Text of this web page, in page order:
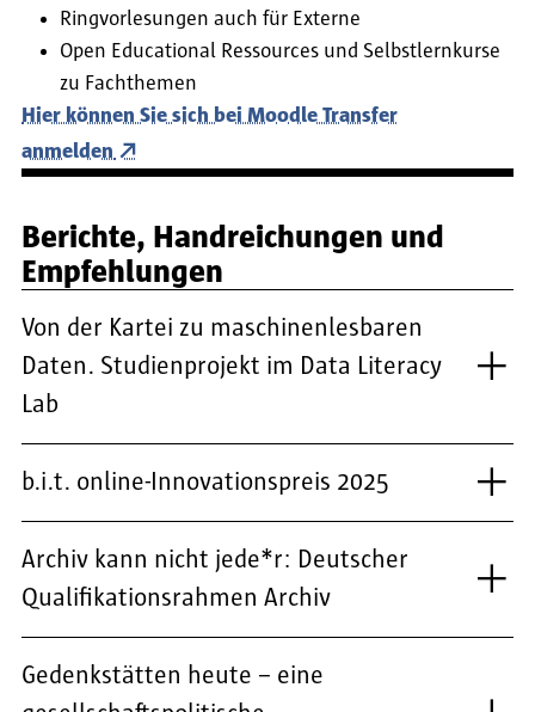
Ringvorlesungen auch für Externe
Open Educational Ressources und Selbstlernkurse
zu Fachthemen
Hier können Sie sich bei Moodle Transfer
anmelden
Berichte, Handreichungen und
Empfehlungen
Von der Kartei zu maschinenlesbaren
Daten. Studienprojekt im Data Literacy
Lab
b.i.t. online-Innovationspreis 2025
Archiv kann nicht jede*r: Deutscher
Qualifikationsrahmen Archiv
Gedenkstätten heute – eine